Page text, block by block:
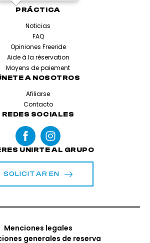
PRÁCTICA
Noticias
FAQ
Opiniones Freeride
Aide à la réservation
Moyens de paiement
A NOSOTROS
Afiliarse
Contacto
REDES SOCIALES
UNIRTE AL GRUPO
SOLICITAR EN
Menciones legales
generales de reserva